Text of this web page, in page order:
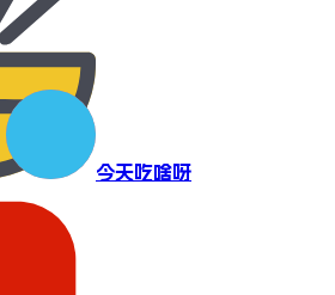
今天吃啥呀